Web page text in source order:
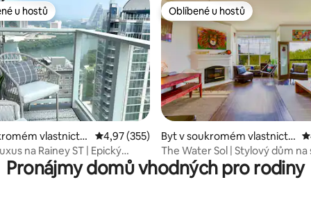
z 5, 153 hodnocení
kategorii Oblíbené u hostů
u hostů
vlastnictví
Průměrné hodnocení 4,97 z 5, 355 hodnocení
4,97 (355)
na Rainey ST | Epický
Oblíbené u hostů
Oblíbené u hostů
Byt v soukromém vlastnictví
ve městě Austin
The Water Sol | Stylový dům
v Austinu
Pronájmy domů vhodných pro rodiny